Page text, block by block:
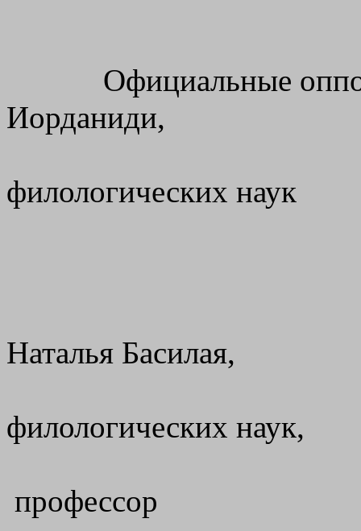
Официальные
Иорданиди,
филологических наук
Наталья Басилая,
филологических наук,
профессор